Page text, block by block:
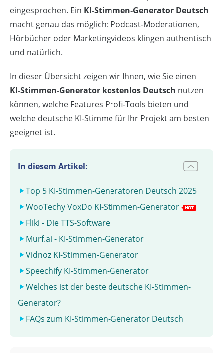
eingesprochen. Ein KI‑Stimmen‑Generator Deutsch
macht genau das möglich: Podcast‑Moderationen,
Hörbücher oder Marketingvideos klingen authentisch
und natürlich.
In dieser Übersicht zeigen wir Ihnen, wie Sie einen
KI‑Stimmen‑Generator kostenlos Deutsch nutzen
können, welche Features Profi‑Tools bieten und
welche deutsche KI‑Stimme für Ihr Projekt am besten
geeignet ist.
In diesem Artikel:
Top 5 KI-Stimmen-Generatoren Deutsch 2025
WooTechy VoxDo KI-Stimmen-Generator
Fliki - Die TTS-Software
Murf.ai - KI-Stimmen-Generator
Vidnoz KI-Stimmen-Generator
Speechify KI-Stimmen-Generator
Welches ist der beste deutsche KI-Stimmen-
Generator?
FAQs zum KI-Stimmen-Generator Deutsch